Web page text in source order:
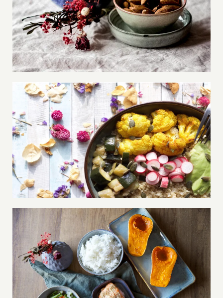
Les oléagineux
Éviter les carences avec « Eat the rainbow
»
Manger Sainement